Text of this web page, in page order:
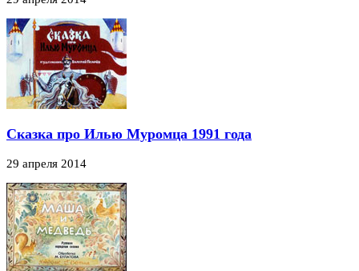
Сказка про Илью Муромца 1991 года
29 апреля 2014